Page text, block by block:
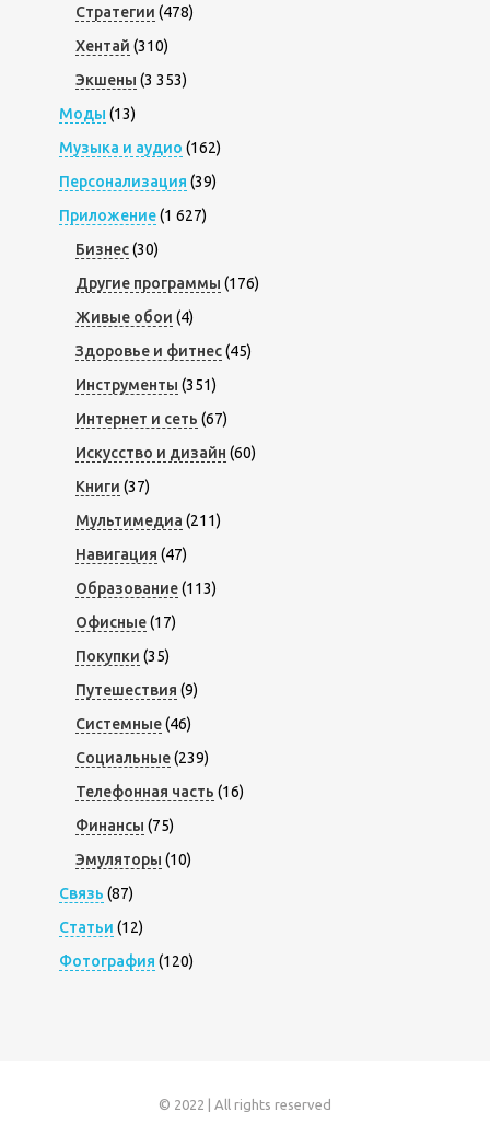
Стратегии (478)
Хентай (310)
Экшены (3 353)
Моды (13)
Музыка и аудио (162)
Персонализация (39)
Приложение(1 627)
Бизнес(30)
Другие программы (176)
Живые обои (4)
Здоровье и фитнес(45)
Инструменты (351)
Интернет и сеть (67)
Искусство и дизайн (60)
Книги (37)
Мультимедиа (211)
Навигация (47)
Образование(113)
Офисные(17)
Покупки (35)
Путешествия (9)
Системные(46)
Социальные(239)
Телефонная часть (16)
Финансы (75)
Эмуляторы (10)
Связь (87)
Статьи (12)
Фотография (120)
© 2022 | All rights reserved